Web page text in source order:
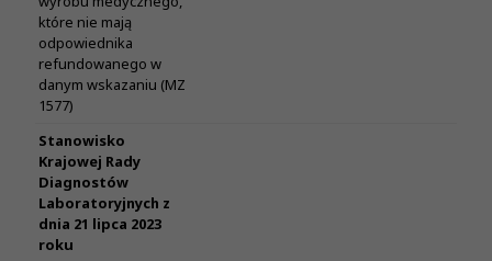
które nie mają
odpowiednika
refundowanego w
danym wskazaniu (MZ
1577)
Stanowisko
Krajowej Rady
Diagnostów
Laboratoryjnych z
dnia 21 lipca 2023
roku